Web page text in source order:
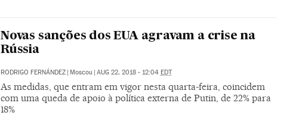
Novas sanções dos EUA agravam a crise na
Rússia
RODRIGO FERNÁNDEZ Moscou AUG 22, 2018 - 12:04 EDT
As medidas, que entram em vigor nesta quarta-feira, coincidem
com uma queda de apoio à política externa de Putin, de 22% para
18%